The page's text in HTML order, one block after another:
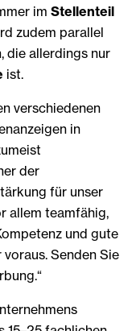
im Stellenteil
zudem parallel
die allerdings nur
ist.
verschiedenen
in
der
für unser
allem teamfähig,
und gute
Senden Sie